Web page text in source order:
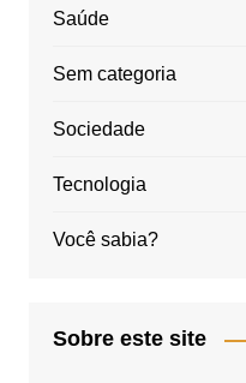
Saúde
Sem categoria
Sociedade
Tecnologia
Você sabia?
Sobre este site